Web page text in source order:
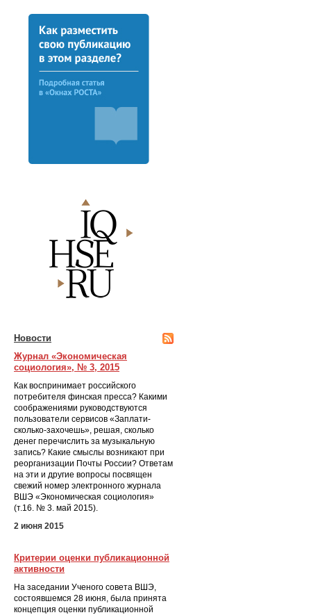
Новости
Журнал «Экономическая
социология», № 3, 2015
Как воспринимает российского
потребителя финская пресса? Какими
соображениями руководствуются
пользователи сервисов «Заплати-
сколько-захочешь», решая, сколько
денег перечислить за музыкальную
запись? Какие смыслы возникают при
реорганизации Почты России? Ответам
на эти и другие вопросы посвящен
свежий номер электронного журнала
ВШЭ «Экономическая социология»
(т.16. № 3. май 2015).
2 июня 2015
Критерии оценки публикационной
активности
На заседании Ученого совета ВШЭ,
состоявшемся 28 июня, была принята
концепция оценки публикационной